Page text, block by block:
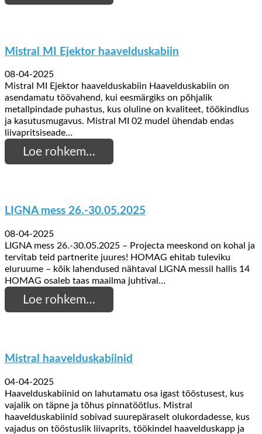
Mistral MI Ejektor haavelduskabiin
08-04-2025
Mistral MI Ejektor haavelduskabiin Haavelduskabiin on
asendamatu töövahend, kui eesmärgiks on põhjalik
metallpindade puhastus, kus oluline on kvaliteet, töökindlus
ja kasutusmugavus. Mistral MI 02 mudel ühendab endas
liivapritsiseade…
Loe rohkem…
LIGNA mess 26.-30.05.2025
08-04-2025
LIGNA mess 26.-30.05.2025 – Projecta meeskond on kohal ja
tervitab teid partnerite juures! HOMAG ehitab tuleviku
eluruume – kõik lahendused nähtaval LIGNA messil hallis 14
HOMAG osaleb taas maailma juhtival…
Loe rohkem…
Mistral haavelduskabiinid
04-04-2025
Haavelduskabiinid on lahutamatu osa igast tööstusest, kus
vajalik on täpne ja tõhus pinnatöötlus. Mistral
haavelduskabiinid sobivad suurepäraselt olukordadesse, kus
vajadus on tööstuslik liivaprits, töökindel haavelduskapp ja